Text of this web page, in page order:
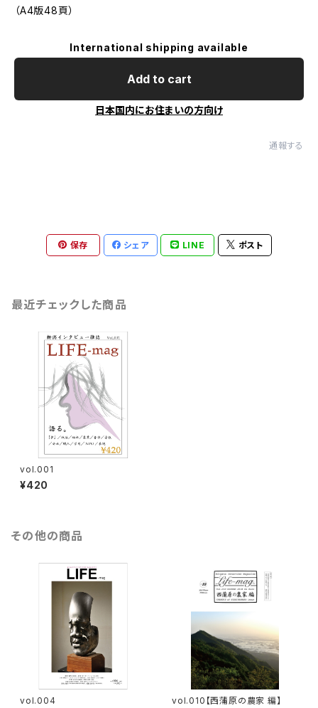
（A4版48頁）
International shipping available
Add to cart
日本国内にお住まいの方向け
通報する
保存 シェア LINE ポスト
最近チェックした商品
vol.001
¥420
その他の商品
vol.004 vol.010【西蒲原の農家 編】